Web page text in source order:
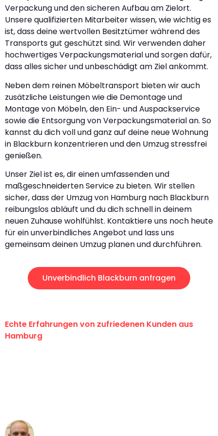
Verpackung und den sicheren Aufbau am Zielort.
Unsere qualifizierten Mitarbeiter wissen, wie wichtig es
ist, dass deine wertvollen Besitztümer während des
Transports gut geschützt sind. Wir verwenden daher
hochwertiges Verpackungsmaterial und sorgen dafür,
dass alles sicher und unbeschädigt am Ziel ankommt.
Neben dem reinen Möbeltransport bieten wir auch
zusätzliche Leistungen wie die Demontage und
Montage von Möbeln, den Ein- und Auspackservice
sowie die Entsorgung von Verpackungsmaterial an. So
kannst du dich voll und ganz auf deine neue Wohnung
in Blackburn konzentrieren und den Umzug stressfrei
genießen.
Unser Ziel ist es, dir einen umfassenden und
maßgeschneiderten Service zu bieten. Wir stellen
sicher, dass der Umzug von Hamburg nach Blackburn
reibungslos abläuft und du dich schnell in deinem
neuen Zuhause wohlfühlst. Kontaktiere uns noch heute
für ein unverbindliches Angebot und lass uns
gemeinsam deinen Umzug planen und durchführen.
Unverbindlich Blackburn anfragen
Echte Erfahrungen von zufriedenen Kunden aus
Hamburg